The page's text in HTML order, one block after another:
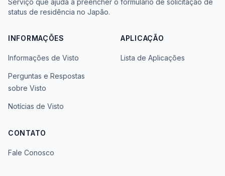
Serviço que ajuda a preencher o formulário de solicitação de
status de residência no Japão.
INFORMAÇÕES
Informações de Visto
Perguntas e Respostas
sobre Visto
Notícias de Visto
APLICAÇÃO
Lista de Aplicações
CONTATO
Fale Conosco